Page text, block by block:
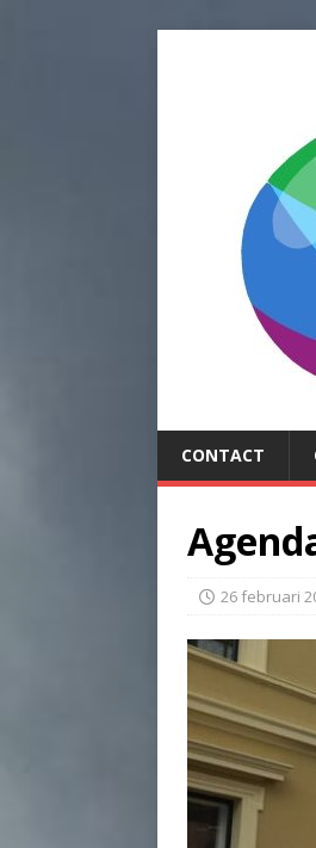
CONTACT
26 februari